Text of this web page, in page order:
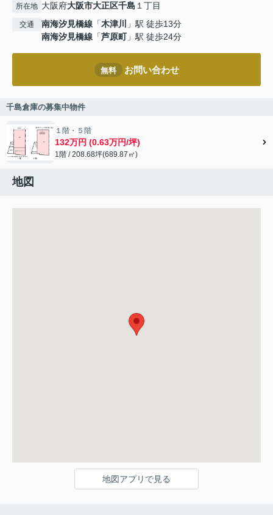
所在地 大阪府大阪市大正区千島 １丁目
交通 南海汐見橋線 「木津川
」駅 徒歩13分
南海汐見橋線 「芦原町」駅 徒歩24分
無料 お問い合わせ
千島倉庫の募集中物件
１階・５階
132万円 (0.63万円/坪)
1階 / 208.68坪(689.87㎡)
地図
地図アプリで見る